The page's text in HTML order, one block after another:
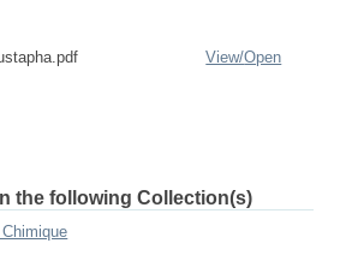
View/Open
the following Collection(s)